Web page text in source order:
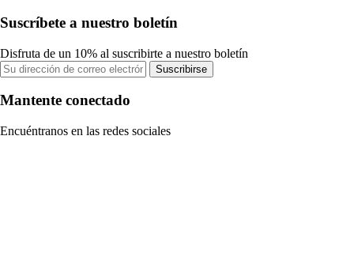
Suscríbete a nuestro boletín
Disfruta de un 10% al suscribirte a nuestro boletín
Suscribirse
Mantente conectado
Encuéntranos en las redes sociales